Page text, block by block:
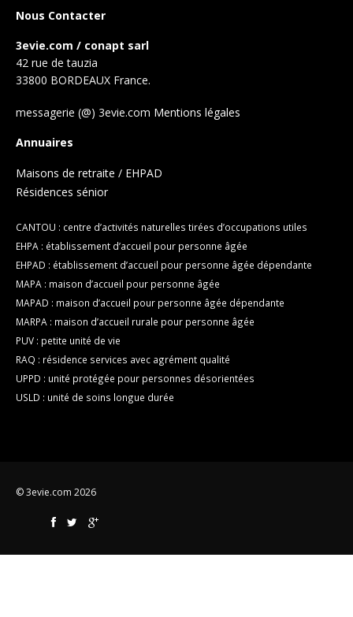
Nous Contacter
3evie.com / conapt sarl
42 rue de tauzia
33800 BORDEAUX France.
messagerie (@) 3evie.com Mentions légales
Annuaires
Maisons de retraite / EHPAD
Résidences sénior
CANTOU : centre d’activités naturelles tirées d’occupations utiles
EHPA : établissement d’accueil pour personne âgée
EHPAD : établissement d’accueil pour personne âgée dépendante
MAPA : maison d’accueil pour personne âgée
MAPAD : maison d’accueil pour personne âgée dépendante
MARPA : maison d’accueil rurale pour personne âgée
PUV : petite unité de vie
RAQ : résidence services avec agrément qualité
UPPD : unité protégée pour personnes désorientées
USLD : unité de soins longue durée
© 3evie.com 2026